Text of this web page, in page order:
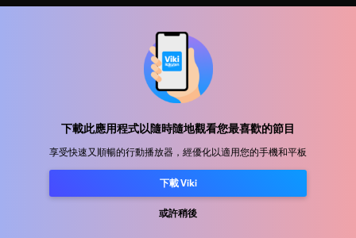
下載此應用程式以隨時隨地觀看您最喜歡的節目
享受快速又順暢的行動播放器，經優化以適用您的手機和平板
下載 Viki
或許稍後